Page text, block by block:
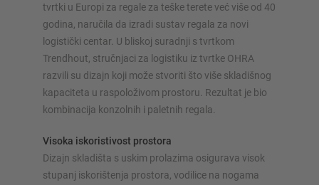
tvrtki u Europi za regale za teške terete već više od 40
godina, naručila da izradi sustav regala za novi
logistički centar. U bliskoj suradnji s tvrtkom
Trendhout, stručnjaci za logistiku iz tvrtke OHRA
razvili su dizajn koji može stvoriti što više skladišnog
kapaciteta u raspoloživom prostoru. Rezultat je bio
kombinacija konzolnih i paletnih regala.
Visoka iskoristivost prostora
Dizajn skladišta s uskim prolazima osigurava visok
stupanj iskorištenja prostora, vodilice na nogama